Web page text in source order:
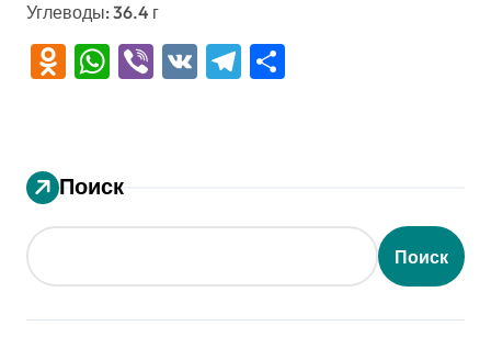
Углеводы: 36.4 г
Odnoklassniki
WhatsApp
Viber
VK Telegram
Поиск
Поиск